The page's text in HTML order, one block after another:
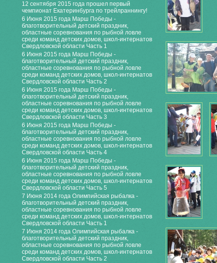
12 сентября 2015 года прошел первый
чемпионат Екатеринбурга по трейлраннингу!
6 Июня 2015 года Марш Победы -
благотворительный детский праздник,
областные соревнования по рыбной ловле
среди команд детских домов, школ-интернатов
Свердловской области Часть 1
6 Июня 2015 года Марш Победы -
благотворительный детский праздник,
областные соревнования по рыбной ловле
среди команд детских домов, школ-интернатов
Свердловской области Часть 2
6 Июня 2015 года Марш Победы -
благотворительный детский праздник,
областные соревнования по рыбной ловле
среди команд детских домов, школ-интернатов
Свердловской области Часть 3
6 Июня 2015 года Марш Победы -
благотворительный детский праздник,
областные соревнования по рыбной ловле
среди команд детских домов, школ-интернатов
Свердловской области Часть 4
6 Июня 2015 года Марш Победы -
благотворительный детский праздник,
областные соревнования по рыбной ловле
среди команд детских домов, школ-интернатов
Свердловской области Часть 5
7 Июня 2014 года Олимпийская рыбалка -
благотворительный детский праздник,
областные соревнования по рыбной ловле
среди команд детских домов, школ-интернатов
Свердловской области Часть 1
7 Июня 2014 года Олимпийская рыбалка -
благотворительный детский праздник,
областные соревнования по рыбной ловле
среди команд детских домов, школ-интернатов
Свердловской области Часть 2